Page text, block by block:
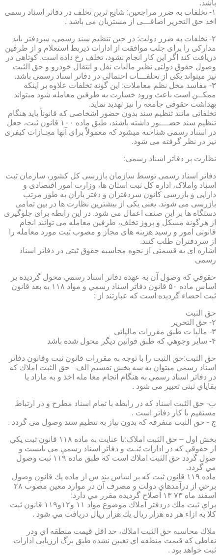
باشد.
۱- تخلفات به ضرر مراجعین: شایع ترین تخلف در دفاتر اسناد رسمی
اخذ حق التحریر اضافـــی از مشتریان می باشد .
۲- تخلفات به ضرر دولت: در حین تنظیم سند رسمی، سردفتر باید
مدارکی را برای جلب موافقت از ادارات ذیربط استعلام و از طرفین
دریافت کند اگر این کار انجام نشود، تخلف رخ داده است. کوتاهی در
وصول حقوق دولتی نظیر مالیات نقل و انتقال خودرو و حق الثبت
نیز میتواند یکی از تخلفـــات احتمالی در دفاتر اسناد رسمی باشد.
۳- مفاسد مخل نظم معاملات: این گونه تخلفات علاوه بر اینکه
ممکــن است باعث ورود خسارت به طرفین معامله شود میتواند
بهداشت حقوقی جامعه را نیز تهدید نماید.
تخلفاتی مانند تنظیم سند بدون حضور اشخاصی که قانوناً باید هنگام
تنظیم سند حضــــور داشته باشند، طبق ماده ۱۰۰ قانون ثبت، جعل
در اسناد رسمی شناخته میشود که معمولاً برای آنها مجـازات کیفری
نیز در نظر گرفته می شود.
نظارت بر دفاتر اسناد رسمی:
دفاتر اسناد رسمی توسط سازمان بازرسی کل کشور، سازمان ثبت
اسناد واملاک، اداره کل ثبت استان ها، وزارت امور اقتصادی و
دارایی و بازرسی کانون سردفتران و دفتر یاران به طور مرتب
بازرسی می شوند. یعنی یکی از بیشترین نظارت ها در بین تمامی
دستگاه ها بر این صنف اعمال می شود. در این رابطه برای جلوگیری
از هرگونه مشکل و بروز تخلف، طرفین معامله می توانند انجام
قانونی امور و رسید هزینه های مجاز و مصوب ثبت مورد معامله را
از سردفتران طلب کنند.
اشاره ای به قسمتی از نحوه محاسبه حقوق ثبتی در دفاتر اسناد
رسمی
حقوقي كه وصول آن به عهده دفاتر اسناد رسمي محول گرديده بر
اساس ماده ۵۰ قانون دفاتر اسناد رسمي و مواد ۱۱۸ به بعد قانون
ثبت احصاء گرديده است كه عبارتند از :
حق الثبت
۲- حق التحرير
۳- ماليا ت طبق مقررات مالياتي
۴- ساير وجوهي كه طبق قوانين ديگر محول شده باشد
حق الثبت:حق الثبت را با توجه به مقررات قانون ثبت وقانون دفاتر
اسناد رسمي ميتوان به سه بخش تقسيم الف– حق الثبت املاك كه
در دفاتر اسناد رسمي به هنگام انجام معا مله اخذ و به مازاد يا
بقاياي ثبتی تعبیر می شود .
ب- حق الثبت اسناد كه در رابطه با تمام اسناد مطرح و در ارتباط
مستقيم با كار دفاتر است .
ج - حق الثبت متفرقه كه بدون نياز به تنظیم سند وصول می گردد .
بخش اول – حق الثبت املاک:با عنايت به ماده ۱۱۸ قانون ثبت يكي
از حقوقي كه در ادارات ثبـت و دفاتر اسناد رسمي مي بايست و
صول گردد حق الثبت املاك است كه طبق ماده ۱۱۹ ثبت وصول
مي گردد.
ماده ۱۱۹ قانون ثبت كه بر اساس بند س از ماده يك قانون وصول
برخي از درآمدهاي دولت و مصرف آن در موارد معين مصوب ۲۸
اسفند ماه ۷۳ ۱۳ اصلاح گرديده مقرر مي دارد:
براي ثبت ملك دردفتر املاك موضوع مواد ۱۱ و۱۲و۱۱۹ قانون ثبت
كلا به ازاء هر ده هزار ريال يك هزار ريال دريافت مي شود .
ملاك محاسبه حق الثبت املاك، حد اقل قيمت منطقه اي ودر
نقاطي كه قيمت منطقه اي تعيين نشده طبق برگ ارزيابي ادارات
ثبت خواهد بود .